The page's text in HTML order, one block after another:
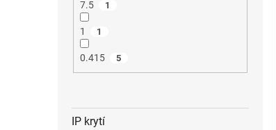
7.5 1
1 1
0.415 5
IP krytí